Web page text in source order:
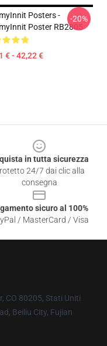
Posters -
Poster RB2805
€ - 42,22 €
-20%
in tutta sicurezza
24/7 dai clic alla
consegna
sicuro al 100%
/ MasterCard / Visa
CO 80205, Stati Uniti
Beiliu City, Fujian